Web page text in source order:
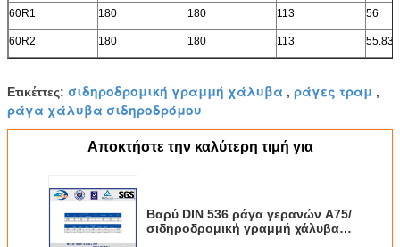
60R1 180 180 113 56
60R2 180 180 113 55.83
Ετικέττες: σιδηροδρομική γραμμή χάλυβα , ράγες τραμ ,
ράγα χάλυβα σιδηροδρόμου
Αποκτήστε την καλύτερη τιμή για
Βαρύ DIN 536 ράγα γερανών A75/
σιδηροδρομική γραμμή χάλυβα